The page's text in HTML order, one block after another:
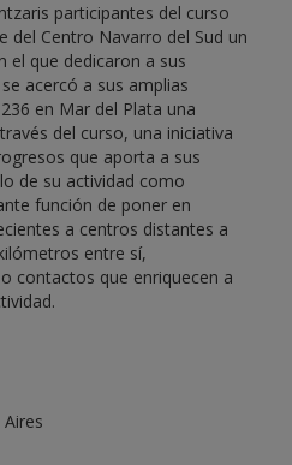
participantes del curso
del Centro Navarro del Sud un
el que dedicaron a sus
acercó a sus amplias
en Mar del Plata una
del curso, una iniciativa
que aporta a sus
de su actividad como
función de poner en
a centros distantes a
entre sí,
contactos que enriquecen a